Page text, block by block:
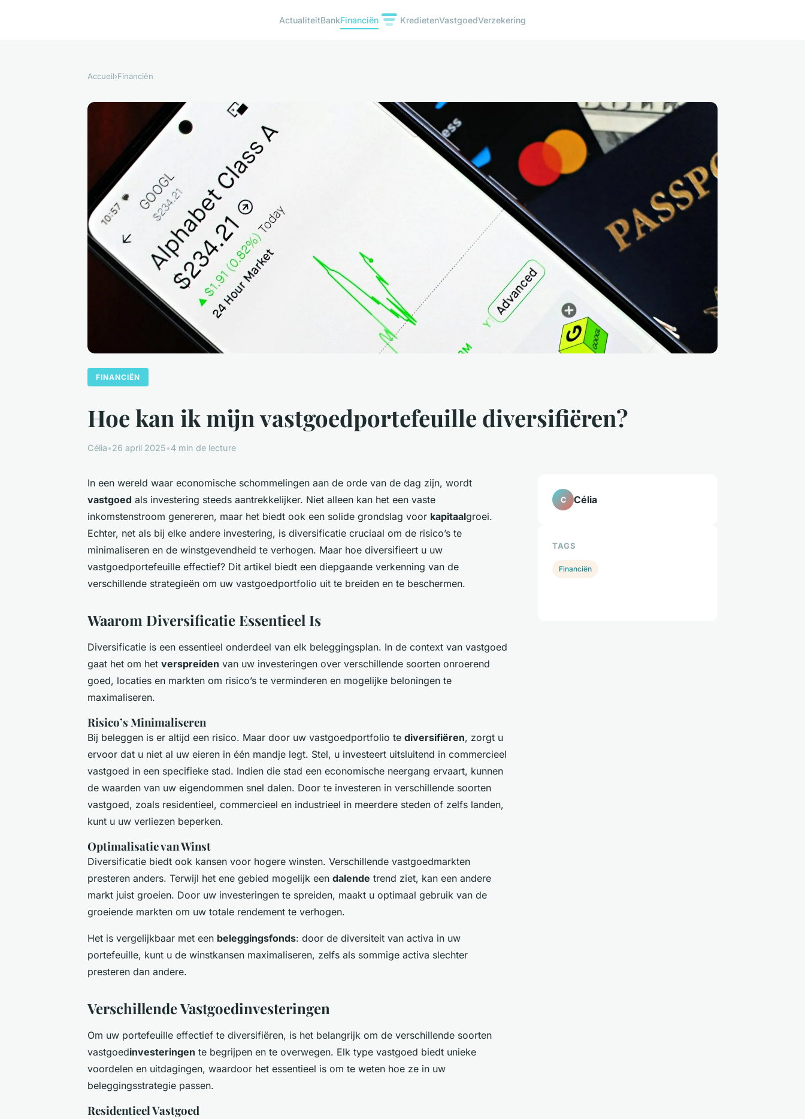
ActualiteitBankFinanciën KredietenVastgoedVerzekering
Accueil›Financiën
FINANCIËN
Hoe kan ik mijn vastgoedportefeuille diversifiëren?
Célia•26 april 2025•4 min de lecture
In een wereld waar economische schommelingen aan de orde van de dag zijn, wordt
vastgoed als investering steeds aantrekkelijker. Niet alleen kan het een vaste
inkomstenstroom genereren, maar het biedt ook een solide grondslag voor kapitaalgroei.
Echter, net als bij elke andere investering, is diversificatie cruciaal om de risico’s te
minimaliseren en de winstgevendheid te verhogen. Maar hoe diversifieert u uw
vastgoedportefeuille effectief? Dit artikel biedt een diepgaande verkenning van de
verschillende strategieën om uw vastgoedportfolio uit te breiden en te beschermen.
Waarom Diversificatie Essentieel Is
Diversificatie is een essentieel onderdeel van elk beleggingsplan. In de context van vastgoed
gaat het om het verspreiden van uw investeringen over verschillende soorten onroerend
goed, locaties en markten om risico’s te verminderen en mogelijke beloningen te
maximaliseren.
Risico’s Minimaliseren
Bij beleggen is er altijd een risico. Maar door uw vastgoedportfolio te diversifiëren, zorgt u
ervoor dat u niet al uw eieren in één mandje legt. Stel, u investeert uitsluitend in commercieel
vastgoed in een specifieke stad. Indien die stad een economische neergang ervaart, kunnen
de waarden van uw eigendommen snel dalen. Door te investeren in verschillende soorten
vastgoed, zoals residentieel, commercieel en industrieel in meerdere steden of zelfs landen,
kunt u uw verliezen beperken.
Optimalisatie van Winst
Diversificatie biedt ook kansen voor hogere winsten. Verschillende vastgoedmarkten
presteren anders. Terwijl het ene gebied mogelijk een dalende trend ziet, kan een andere
markt juist groeien. Door uw investeringen te spreiden, maakt u optimaal gebruik van de
groeiende markten om uw totale rendement te verhogen.
Het is vergelijkbaar met een beleggingsfonds: door de diversiteit van activa in uw
portefeuille, kunt u de winstkansen maximaliseren, zelfs als sommige activa slechter
presteren dan andere.
Verschillende Vastgoedinvesteringen
Om uw portefeuille effectief te diversifiëren, is het belangrijk om de verschillende soorten
vastgoedinvesteringen te begrijpen en te overwegen. Elk type vastgoed biedt unieke
voordelen en uitdagingen, waardoor het essentieel is om te weten hoe ze in uw
beleggingsstrategie passen.
Residentieel Vastgoed
C Célia
TAGS
Financiën